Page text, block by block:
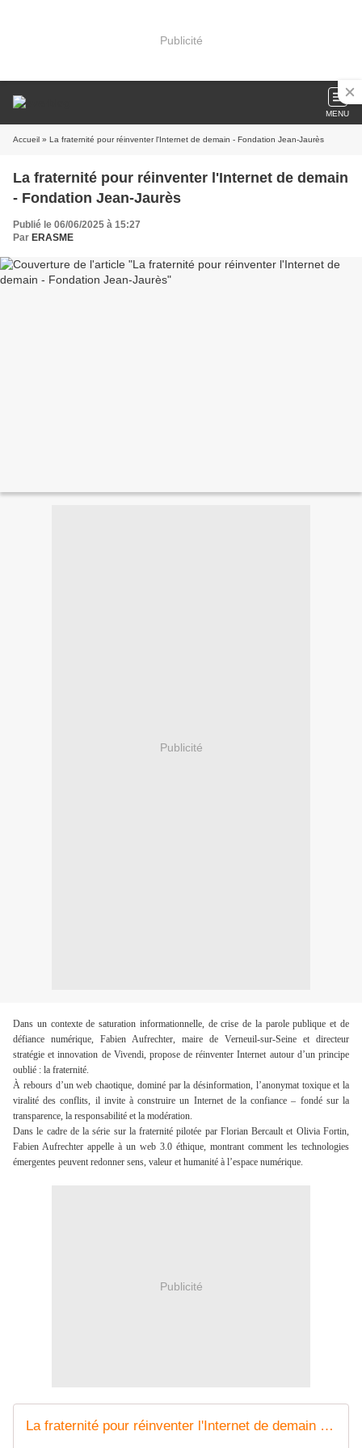
Publicité
MENU
Accueil » La fraternité pour réinventer l'Internet de demain - Fondation Jean-Jaurès
La fraternité pour réinventer l'Internet de demain
- Fondation Jean-Jaurès
Publié le 06/06/2025 à 15:27
Par ERASME
Publicité
Dans un contexte de saturation informationnelle, de crise de la parole publique et de
défiance numérique, Fabien Aufrechter, maire de Verneuil-sur-Seine et directeur
stratégie et innovation de Vivendi, propose de réinventer Internet autour d’un principe
oublié : la fraternité.
À rebours d’un web chaotique, dominé par la désinformation, l’anonymat toxique et la
viralité des conflits, il invite à construire un Internet de la confiance – fondé sur la
transparence, la responsabilité et la modération.
Dans le cadre de la série sur la fraternité pilotée par Florian Bercault et Olivia Fortin,
Fabien Aufrechter appelle à un web 3.0 éthique, montrant comment les technologies
émergentes peuvent redonner sens, valeur et humanité à l’espace numérique.
Publicité
La fraternité pour réinventer l'Internet de demain - Fondation Jean-Jaurès